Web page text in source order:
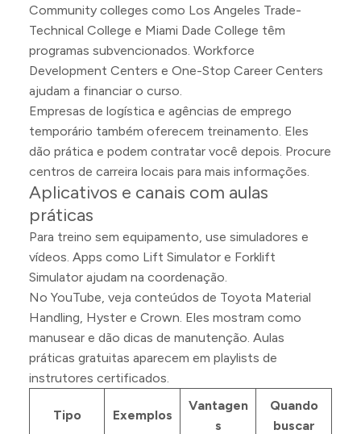
Community colleges como Los Angeles Trade-
Technical College e Miami Dade College têm
programas subvencionados. Workforce
Development Centers e One-Stop Career Centers
ajudam a financiar o curso.
Empresas de logística e agências de emprego
temporário também oferecem treinamento. Eles
dão prática e podem contratar você depois. Procure
centros de carreira locais para mais informações.
Aplicativos e canais com aulas
práticas
Para treino sem equipamento, use simuladores e
vídeos. Apps como Lift Simulator e Forklift
Simulator ajudam na coordenação.
No YouTube, veja conteúdos de Toyota Material
Handling, Hyster e Crown. Eles mostram como
manusear e dão dicas de manutenção. Aulas
práticas gratuitas aparecem em playlists de
instrutores certificados.
Tipo Exemplos
Vantagen
s
Quando
buscar